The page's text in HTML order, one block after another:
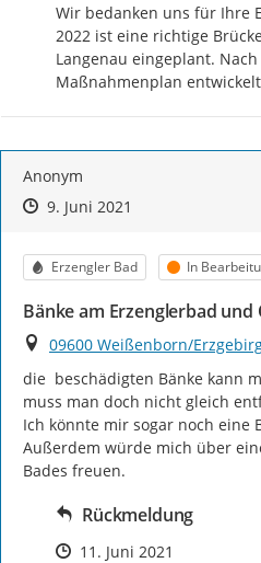
Wir bedanken uns für Ihre
2022 ist eine richtige
Langenau eingeplant.
Maßnahmenplan
Anonym
Zeitpunkt des Erstellens
Zeitpunkt des Erstellens
9. Juni 2021
Kategorie
Erzengler Bad Status
In
Bänke am Erzenglerbad und
Ort
09600 Weißenborn/
die  beschädigten Bänke kann
muss man doch nicht gleich
Ich könnte mir sogar noch eine
Außerdem würde mich über
Bades freuen.
Rückmeldung
Zeitpunkt des Erstellens
11. Juni 2021